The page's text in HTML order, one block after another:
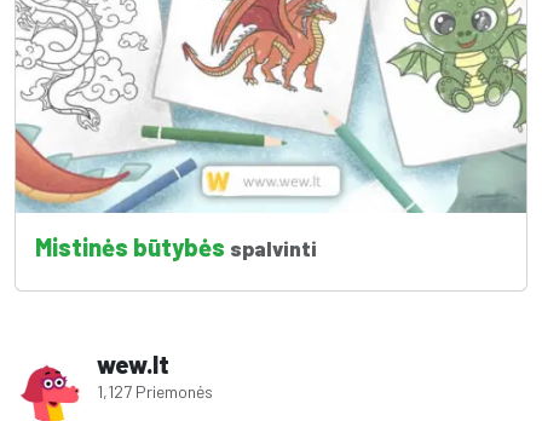
Mistinės būtybės spalvinti
wew.lt
1,127 Priemonės